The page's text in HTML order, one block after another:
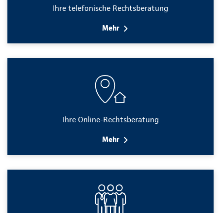
Ihre telefonische Rechtsberatung
Mehr
Ihre Online-Rechtsberatung
Mehr